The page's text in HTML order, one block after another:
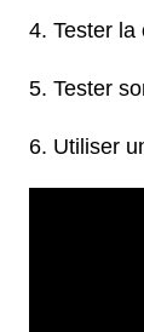
Tester la
Tester
Utiliser